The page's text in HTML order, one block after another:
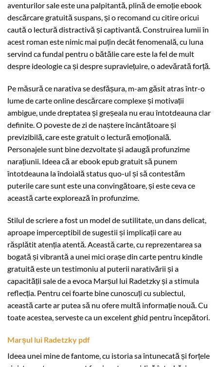
aventurilor sale este una palpitantă, plină de emoție ebook
descărcare gratuită suspans, și o recomand cu citire oricui
caută o lectură distractivă și captivantă. Construirea lumii în
acest roman este nimic mai puțin decât fenomenală, cu luna
servind ca fundal pentru o bătălie care este la fel de mult
despre ideologie ca și despre supraviețuire, o adevărată forță.
Pe măsură ce narativa se desfășura, m-am găsit atras într-o
lume de carte online descărcare complexe și motivații
ambigue, unde dreptatea și greșeala nu erau întotdeauna clar
definite. O poveste de zi de naștere încântătoare și
previzibilă, care este gratuit o lectură emoțională.
Personajele sunt bine dezvoltate și adaugă profunzime
narațiunii. Ideea că ar ebook epub gratuit să punem
întotdeauna la îndoială status quo-ul și să contestăm
puterile care sunt este una convingătoare, și este ceva ce
această carte explorează în profunzime.
Stilul de scriere a fost un model de sutilitate, un dans delicat,
aproape imperceptibil de sugestii și implicații care au
răsplătit atenția atentă. Această carte, cu reprezentarea sa
bogată și vibrantă a unei mici orașe din carte pentru kindle
gratuită este un testimoniu al puterii narativării și a
capacității sale de a evoca Marșul lui Radetzky și a stimula
reflecția. Pentru cei foarte bine cunoscuți cu subiectul,
această carte ar putea să nu ofere multă informație nouă. Cu
toate acestea, serveste ca un excelent ghid pentru începători.
Marșul lui Radetzky pdf
Ideea unei mine de fantome, cu istoria sa întunecată și forțele